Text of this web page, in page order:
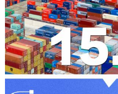
辽宁 吉林
浙江 安徽
山东 河南
广东 广西
四川